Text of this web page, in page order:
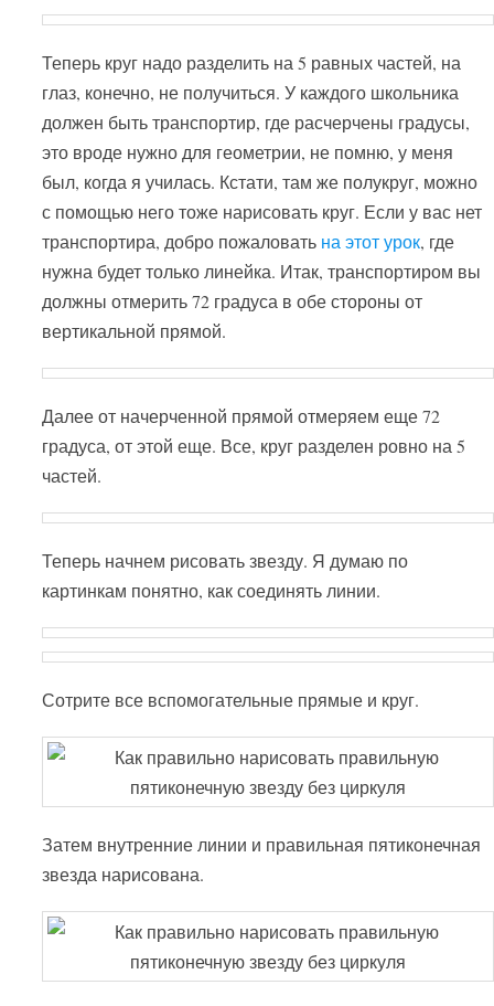
Теперь круг надо разделить на 5 равных частей, на
глаз, конечно, не получиться. У каждого школьника
должен быть транспортир, где расчерчены градусы,
это вроде нужно для геометрии, не помню, у меня
был, когда я училась. Кстати, там же полукруг, можно
с помощью него тоже нарисовать круг. Если у вас нет
транспортира, добро пожаловать на этот урок, где
нужна будет только линейка. Итак, транспортиром вы
должны отмерить 72 градуса в обе стороны от
вертикальной прямой.
Далее от начерченной прямой отмеряем еще 72
градуса, от этой еще. Все, круг разделен ровно на 5
частей.
Теперь начнем рисовать звезду. Я думаю по
картинкам понятно, как соединять линии.
Сотрите все вспомогательные прямые и круг.
Затем внутренние линии и правильная пятиконечная
звезда нарисована.